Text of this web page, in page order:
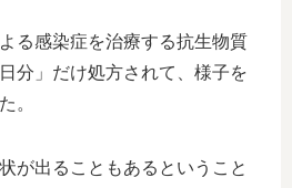
る感染症を治療する抗生物質
分」だけ処方されて、様子を
。
が出ることもあるということ